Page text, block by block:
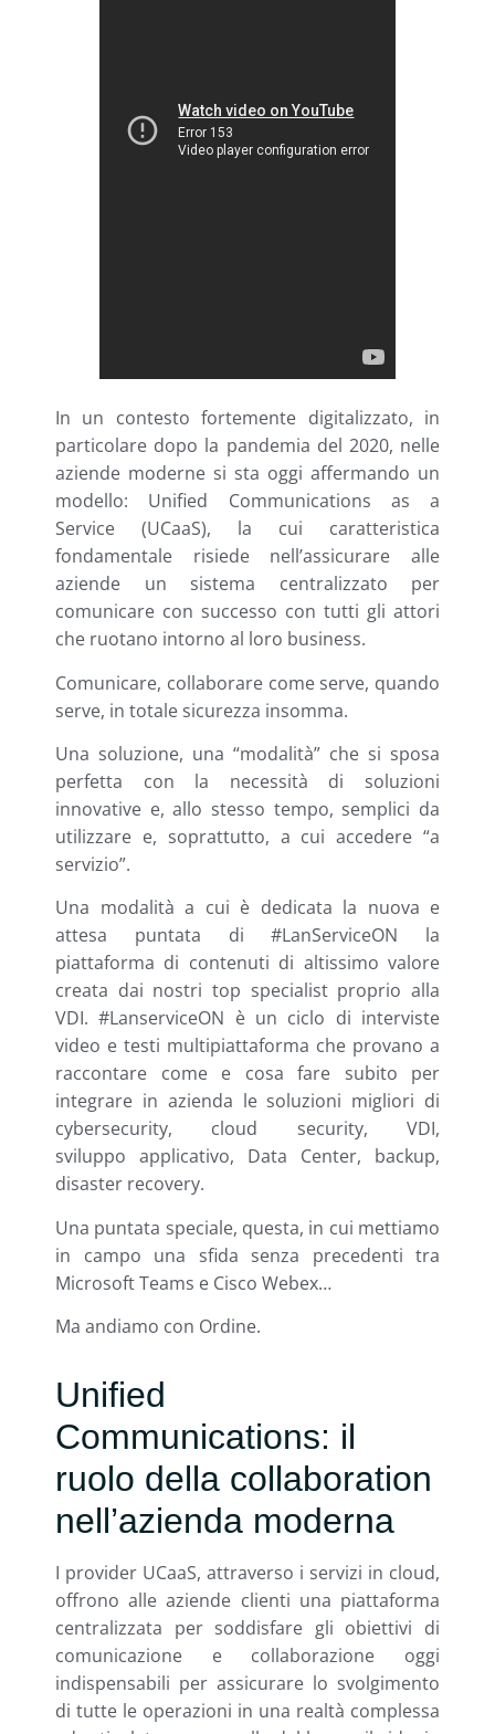
In un contesto fortemente digitalizzato, in
particolare dopo la pandemia del 2020, nelle
aziende moderne si sta oggi affermando un
modello: Unified Communications as a
Service (UCaaS), la cui caratteristica
fondamentale risiede nell’assicurare alle
aziende un sistema centralizzato per
comunicare con successo con tutti gli attori
che ruotano intorno al loro business.
Comunicare, collaborare come serve, quando
serve, in totale sicurezza insomma.
Una soluzione, una “modalità” che si sposa
perfetta con la necessità di soluzioni
innovative e, allo stesso tempo, semplici da
utilizzare e, soprattutto, a cui accedere “a
servizio”.
Una modalità a cui è dedicata la nuova e
attesa puntata di #LanServiceON la
piattaforma di contenuti di altissimo valore
creata dai nostri top specialist proprio alla
VDI. #LanserviceON è un ciclo di interviste
video e testi multipiattaforma che provano a
raccontare come e cosa fare subito per
integrare in azienda le soluzioni migliori di
cybersecurity, cloud security, VDI,
sviluppo applicativo, Data Center, backup,
disaster recovery.
Una puntata speciale, questa, in cui mettiamo
in campo una sfida senza precedenti tra
Microsoft Teams e Cisco Webex…
Ma andiamo con Ordine.
Unified
Communications: il
ruolo della collaboration
nell’azienda moderna
I provider UCaaS, attraverso i servizi in cloud,
offrono alle aziende clienti una piattaforma
centralizzata per soddisfare gli obiettivi di
comunicazione e collaborazione oggi
indispensabili per assicurare lo svolgimento
di tutte le operazioni in una realtà complessa